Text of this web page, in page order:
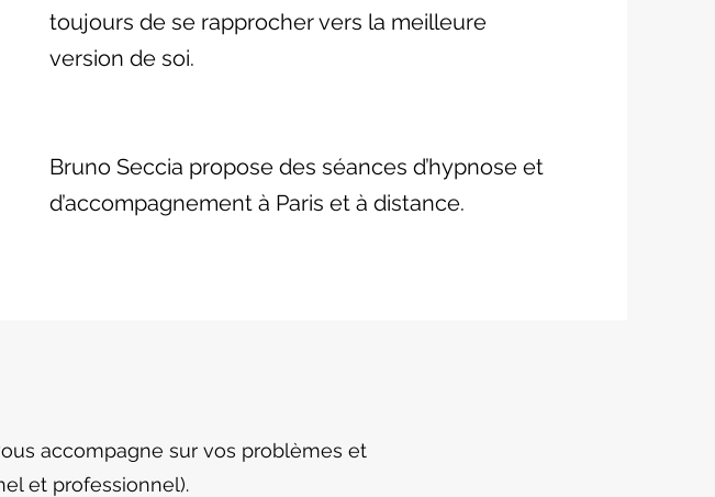
toujours de se rapprocher vers la meilleure
version de soi.
Bruno Seccia propose des séances d’hypnose et
d’accompagnement à Paris et à distance.
accompagne sur vos problèmes et
et professionnel).